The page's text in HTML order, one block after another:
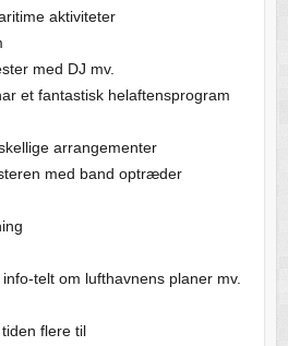
aktiviteter
med DJ mv.
et fantastisk helaftensprogram
arrangementer
med band optræder
telt om lufthavnens planer mv.
flere til